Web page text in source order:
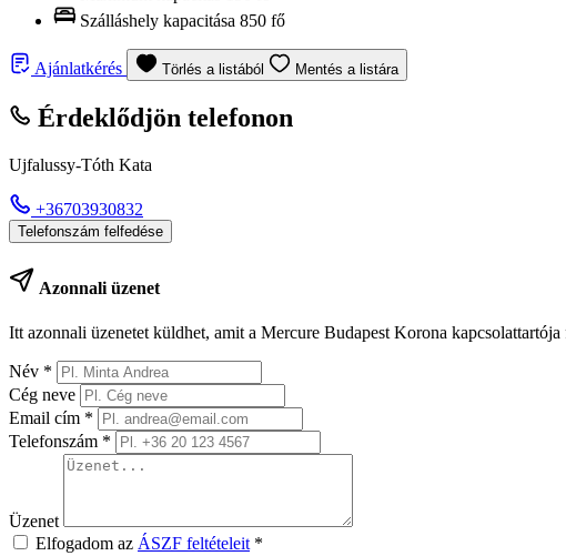
Szálláshely kapacitása 850 fő
Ajánlatkérés Törlés a listából Mentés a listára
Érdeklődjön telefonon
Ujfalussy-Tóth Kata
+36703930832
Telefonszám felfedése
Azonnali üzenet
Itt azonnali üzenetet küldhet, amit a Mercure Budapest Korona
Név *
Cég neve
Email cím *
Telefonszám *
Üzenet
Elfogadom az ÁSZF feltételeit *